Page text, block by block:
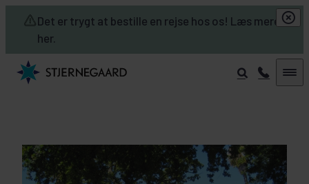
Det er trygt at bestille en rejse hos os! Læs mere
her.
Skip to main content